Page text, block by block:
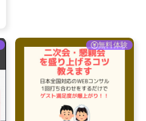
無料体験